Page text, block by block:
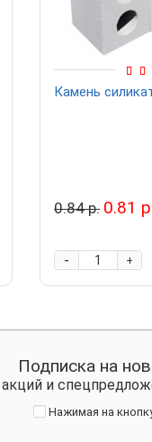
Камень
0.84 р. 0.81
+
-
Подписка на
и
Нажимая на